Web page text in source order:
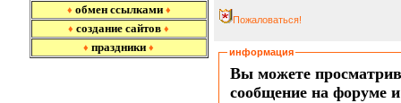
♦ обмен ссылками ♦
♦ создание сайтов ♦
♦ праздники ♦
Пожаловаться!
информация
Вы можете
сообщение на форуме